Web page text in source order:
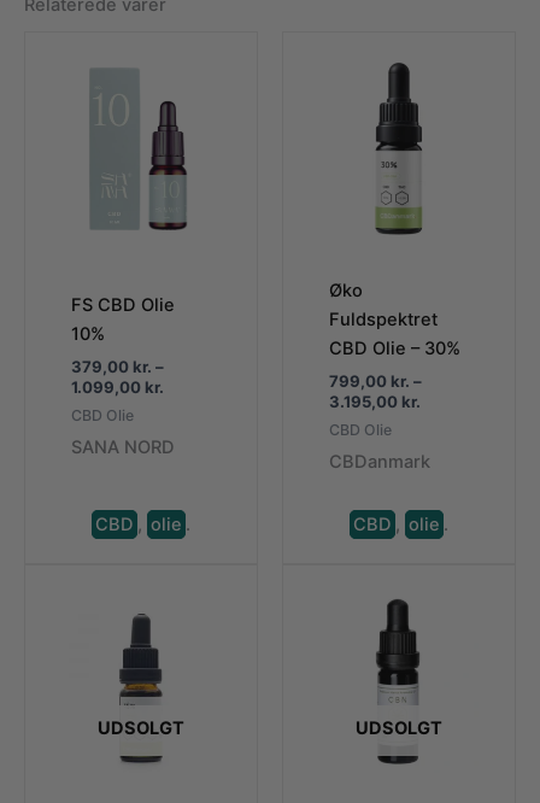
Relaterede varer
FS CBD Olie
10%
379,00 kr. –
1.099,00 kr.Prisinterval:
1.099,00 kr.
CBD Olie
SANA NORD
CBD , olie .
Øko
Fuldspektret
CBD Olie – 30%
799,00 kr. –
3.195,00 kr.Prisinterval:
3.195,00 kr.
CBD Olie
CBDanmark
CBD , olie .
UDSOLGT UDSOLGT